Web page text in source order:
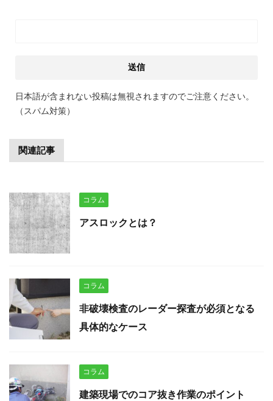
日本語が含まれない投稿は無視されますのでご注意ください。
（スパム対策）
関連記事
コラム
アスロックとは？
コラム
非破壊検査のレーダー探査が必須となる
具体的なケース
コラム
建築現場でのコア抜き作業のポイント